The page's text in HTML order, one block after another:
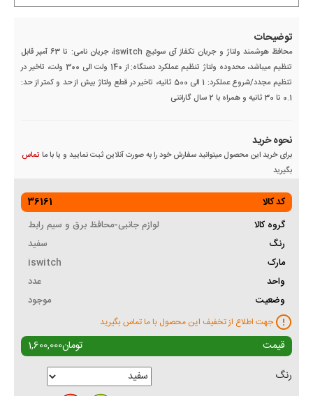
توضیحات
محافظ هوشمند ولتاژ و جریان تکفاز آی سوئیچ iswitch، جریان نامی: تا 63 آمپر قابل
تنظیم میباشد، محدوده ولتاژ تنظیم عملکرد دستگاه: از 140 ولت الی 300 ولت، تاخیر در
تنظیم مجدد/شروع عملکرد: 1 الی 500 ثانیه، تاخیر در قطع ولتاژ بیش از حد و کمتر از حد:
0.1 تا 30 ثانیه و همراه با 2 سال گارانتی
نحوه خرید
برای خرید این محصول میتوانید سفارش خود را به صورت آنلاین ثبت نمایید و یا با ما تماس
بگیرید
کد کالا
36161
گروه کالا
لوازم جانبی-محافظ برق و سیم رابط
رنگ
سفید
مارک
iswitch
واحد
عدد
وضعیت
موجود
جهت اطلاع از تخفیف این محصول با ما تماس بگیرید
قیمت 1,600,000تومان
رنگ